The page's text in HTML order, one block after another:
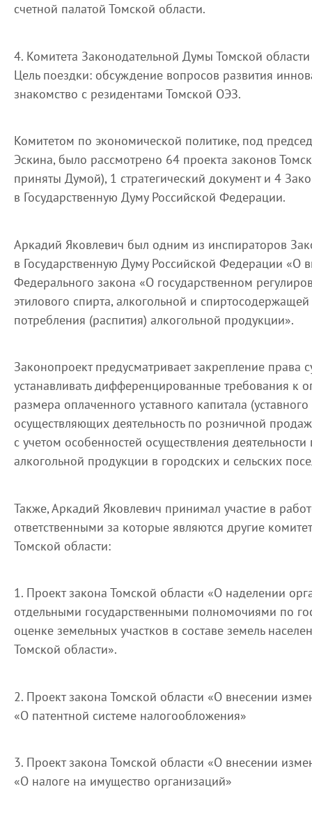
счетной палатой Томской области.
4. Комитета Законодательной Думы Томской
Цель поездки: обсуждение вопросов развития
знакомство с резидентами Томской ОЭЗ.
Комитетом по экономической политике, под
Эскина, было рассмотрено 64 проекта законов
приняты Думой), 1 стратегический документ и 4
в Государственную Думу Российской Федерации.
Аркадий Яковлевич был одним из инспираторов
в Государственную Думу Российской Федерации «О
Федерального закона «О государственном
этилового спирта, алкогольной и
потребления (распития) алкогольной продукции».
Законопроект предусматривает закрепление права
устанавливать дифференцированные требования к
размера оплаченного уставного капитала
осуществляющих деятельность по розничной
с учетом особенностей осуществления
алкогольной продукции в городских и сельских
Также, Аркадий Яковлевич принимал участие в
ответственными за которые являются другие
Томской области:
1. Проект закона Томской области «О наделении
отдельными государственными полномочиями по
оценке земельных участков в составе земель
Томской области».
2. Проект закона Томской области «О внесении
«О патентной системе налогообложения»
3. Проект закона Томской области «О внесении
«О налоге на имущество организаций»